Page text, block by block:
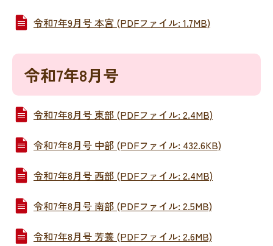
令和7年9月号 本宮 (PDFファイル: 1.7MB)
令和7年8月号
令和7年8月号 東部 (PDFファイル: 2.4MB)
令和7年8月号 中部 (PDFファイル: 432.6KB)
令和7年8月号 西部 (PDFファイル: 2.4MB)
令和7年8月号 南部 (PDFファイル: 2.5MB)
令和7年8月号 芳養 (PDFファイル: 2.6MB)